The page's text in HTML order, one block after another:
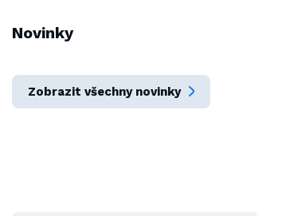
Novinky
Zobrazit všechny novinky